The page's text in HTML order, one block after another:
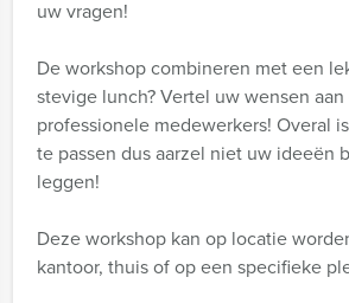
uw vragen!
De workshop combineren met een
stevige lunch? Vertel uw wensen
professionele medewerkers! Overal
te passen dus aarzel niet uw ideeën
leggen!
Deze workshop kan op locatie
kantoor, thuis of op een specifieke